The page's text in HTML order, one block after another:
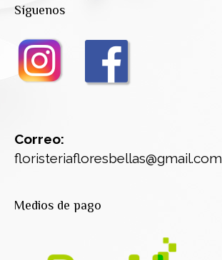
Síguenos
Correo:
floristeriafloresbellas@gmail.com
Medios de pago